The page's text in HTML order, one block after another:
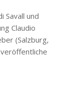
Savall und
Claudio
(Salzburg,